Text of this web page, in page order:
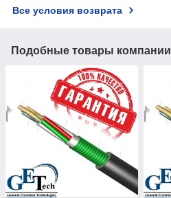
Все условия возврата
Подобные товары компании